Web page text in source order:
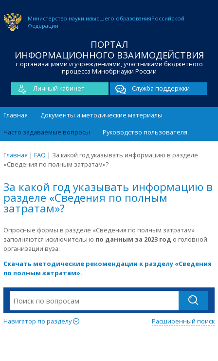
Министерство науки ивысшего образованияРоссийской
Федерации
ПОРТАЛ
ИНФОРМАЦИОННОГО ВЗАИМОДЕЙСТВИЯ
с организациями и учреждениями, участниками бюджетного
процесса Минобрнауки России
Личный кабинет
Служба поддержки
Главная
Документы и методические материалы
Часто задаваемые вопросы
Руководство пользователя
Главная | FAQ | За какой год указывать информацию в разделе
«Сведения по полным затратам»?
За какой год указывать информацию в
разделе «Сведения по полным
затратам»?
Опросные формы в разделе «Сведения по полным затратам»
заполняются исключительно по данным за 2023 год о головной
организации вуза.
Скачать методические рекомендации к разделу «Сведения
по полным затратам».
Навигатор по разделу Расширенный поиск